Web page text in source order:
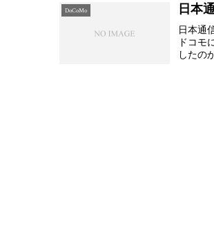
DoCoMo 日本
日本通
ドコモ
したの